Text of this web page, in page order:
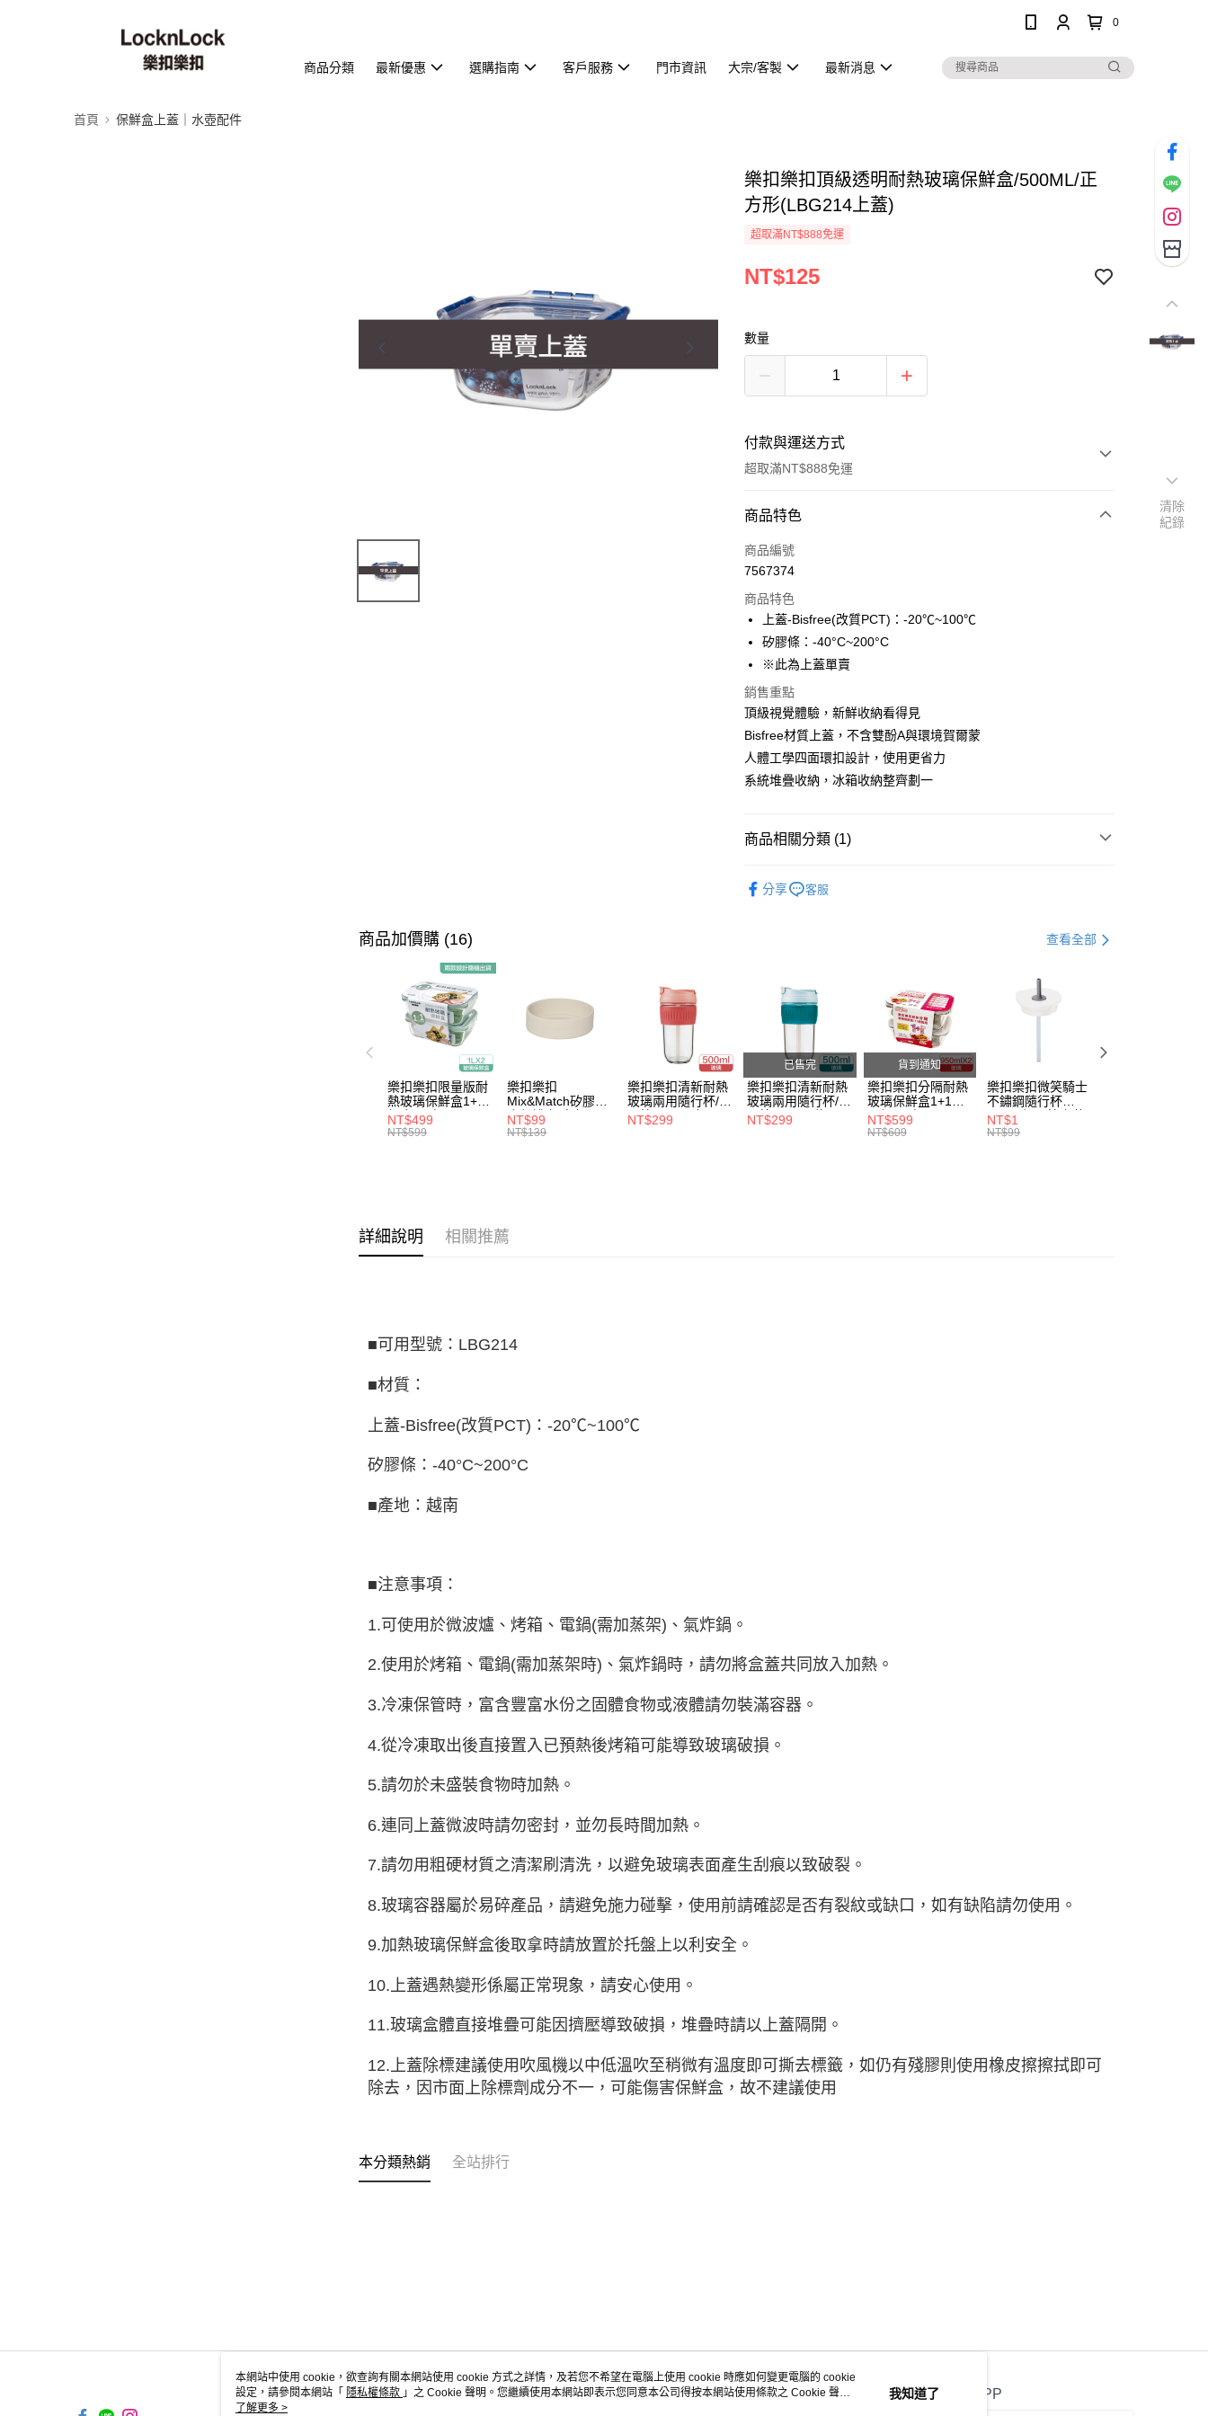
0
商品分類 最新優惠 選購指南 客戶服務 門市資訊 大宗/客製 最新消息
首頁 保鮮盒上蓋｜水壺配件
樂扣樂扣頂級透明耐熱玻璃保鮮盒/500ML/正
方形(LBG214上蓋)
超取滿NT$888免運
NT$125
數量
付款與運送方式
超取滿NT$888免運
付款方式
信用卡一次付款
Apple Pay
街口支付
大哥付你分期
相關說明
【大哥付你分期使用說明】
2.付款方式選擇「大哥付你分期」，訂單成立後會自動跳轉到大哥付的交易
3.實際核准額度、可分期數及費用金額請依後續交易確認頁面所載為準。
4.訂單成立30分鐘內，如未前往確認交易或遇審核未通過，訂單將自動取
無法說明評估內容。
【繳款方式說明】
2.透過簡訊連結打開帳單後，可選擇「超商條碼／台灣大直營門市／銀行轉
【注意事項】
1.本服務係由「台灣大哥大股份有限公司」（以下簡稱本公司）所提供，讓
用戶於交易時，得透過本服務購買商品或服務，並由商店將買賣／分期付
款買賣價金債權讓與本公司後，依約使用本公司帳單繳交帳款。
2.基於同意付款使用「大哥付你分期」之契約關係目的，商店將以您的個人
資料（包含姓名、電話或地址）提供予台灣大哥大進項蒐集、處理及利
用，由本公司與您本人進行分期帳單所需資料之確認、核對及更正。
3.完整用戶服務條款，請詳閱以下連結： https://oppay.tw/userRule
ATM付款
每筆NT$80，滿NT$888(含以上)免運費
每筆NT$120，滿NT$1,000(含以上)免運費
商品特色
商品編號
7567374
商品特色
上蓋-Bisfree(改質PCT)：-20℃~100℃
矽膠條：-40°C~200°C
※此為上蓋單賣
銷售重點
頂級視覺體驗，新鮮收納看得見
Bisfree材質上蓋，不含雙酚A與環境賀爾蒙
人體工學四面環扣設計，使用更省力
系統堆疊收納，冰箱收納整齊劃一
商品相關分類 (1)
分享
客服
商品加價購 (16) 查看全部
樂扣樂扣限量版耐
熱玻璃保鮮盒1+1
組合/長方
形/1L(LLG445KKS
NT$499
NT$599
樂扣樂扣
Mix&Match矽膠杯
底保護套/米灰
(BOTTOM-
NT$99
NT$139
樂扣樂扣清新耐熱
玻璃兩用隨行杯/附
吸管/500ml/粉
(LLG699DPIK)
NT$299
已售完
樂扣樂扣清新耐熱
玻璃兩用隨行杯/附
吸管/500ml/綠
(LLG699DGRN)
NT$299
貨到通知
樂扣樂扣分隔耐熱
玻璃保鮮盒1+1絕
配組/長方
形/950ml(LLG445
NT$599
NT$609
樂扣樂扣微笑騎士
不鏽鋼隨行杯
540ml細吸管上蓋
(不含提把及濾網)/
NT$1
NT$99
詳細說明 相關推薦
■可用型號： LBG214
■材質：
上蓋-Bisfree(改質PCT)：-20℃~100℃
矽膠條：-40°C~200°C
■產地：越南
■注意事項：
1.可使用於微波爐、烤箱、電鍋(需加蒸架)、氣炸鍋。
2.使用於烤箱、電鍋(需加蒸架時)、氣炸鍋時，請勿將盒蓋共同放入加熱。
3.冷凍保管時，富含豐富水份之固體食物或液體請勿裝滿容器。
4.從冷凍取出後直接置入已預熱後烤箱可能導致玻璃破損。
5.請勿於未盛裝食物時加熱。
6.連同上蓋微波時請勿密封，並勿長時間加熱。
7.請勿用粗硬材質之清潔刷清洗，以避免玻璃表面產生刮痕以致破裂。
8.玻璃容器屬於易碎產品，請避免施力碰擊，使用前請確認是否有裂紋或缺口，如有缺陷請勿使用。
9.加熱玻璃保鮮盒後取拿時請放置於托盤上以利安全。
10.上蓋遇熱變形係屬正常現象，請安心使用。
11.玻璃盒體直接堆疊可能因擠壓導致破損，堆疊時請以上蓋隔開。
12.上蓋除標建議使用吹風機以中低溫吹至稍微有溫度即可撕去標籤，如仍有殘膠則使用橡皮擦擦拭即可
除去，因市面上除標劑成分不一，可能傷害保鮮盒，故不建議使用
本分類熱銷 全站排行
關於我們 客服資訊 官方APP
清除
紀錄
本網站中使用 cookie，欲查詢有關本網站使用 cookie 方式之詳情，及若您不希望在電腦上使用 cookie 時應如何變更電腦的 cookie
設定，請參閱本網站「 隱私權條款 」之 Cookie 聲明。您繼續使用本網站即表示您同意本公司得按本網站使用條款之 Cookie 聲明
使用 cookie。
了解更多 >
我知道了